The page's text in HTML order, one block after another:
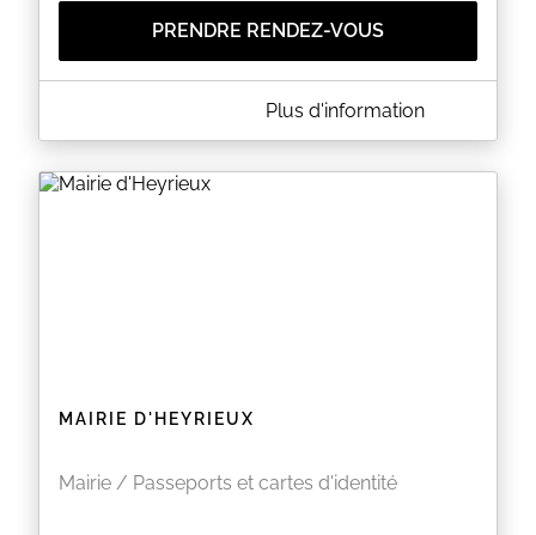
PRENDRE RENDEZ-VOUS
A PROPOS DE MAIRIE D'HEYRIEUX
En vue de répondre au mieux aux attentes de nos
pour tout dépôt de dossier passeport et CNI.
Pour tout renseignement complémentaire, nous
Plus d'information
MAIRIE D'HEYRIEUX
Mairie / Passeports et cartes d'identité